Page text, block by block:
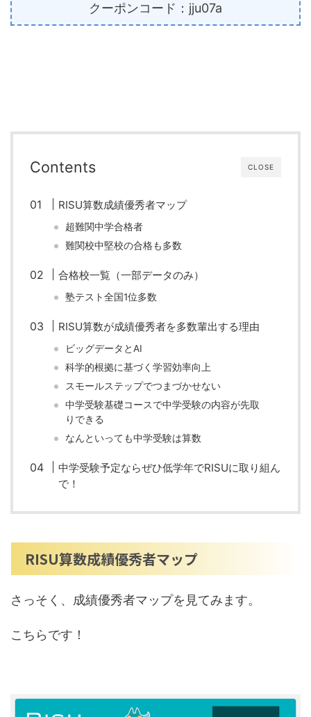
クーポンコード：jju07a
CLOSE
Contents
RISU算数成績優秀者マップ
超難関中学合格者
難関校中堅校の合格も多数
合格校一覧（一部データのみ）
塾テスト全国1位多数
RISU算数が成績優秀者を多数輩出する理由
ビッグデータとAI
科学的根拠に基づく学習効率向上
スモールステップでつまづかせない
中学受験基礎コースで中学受験の内容が先取
りできる
なんといっても中学受験は算数
中学受験予定ならぜひ低学年でRISUに取り組ん
で！
RISU算数成績優秀者マップ
さっそく、成績優秀者マップを見てみます。
こちらです！